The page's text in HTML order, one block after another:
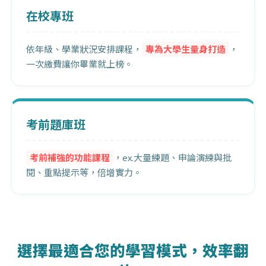
在校專班
依年級、學業狀況安排課程， 專為大學生量身打造 ，
一次繳費讓你畢業就上榜。
考前題庫班
考前補強的功能課程
，ex.大量練題、申論演練與批
閱、重點提示等，倍增實力。
選擇最適合您的學習模式，效率翻